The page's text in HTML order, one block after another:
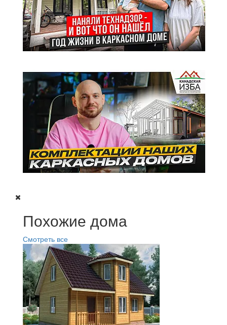
Похожие дома
Смотреть все